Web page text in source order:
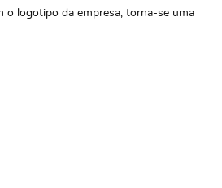
o logotipo da empresa, torna-se uma